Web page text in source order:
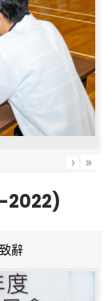
› »
2022)
辭